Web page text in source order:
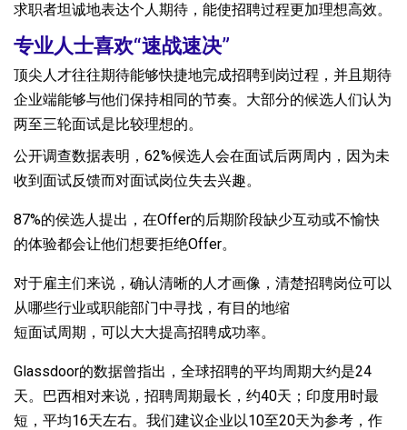
求职者坦诚地表达个人期待，能使招聘过程更加理想高效。
专业人士喜欢“速战速决”
顶尖人才往往期待能够快捷地完成招聘到岗过程，并且期待
企业端能够与他们保持相同的节奏。大部分的候选人们认为
两至三轮面试是比较理想的。
公开调查数据表明，62%候选人会在面试后两周内，因为未
收到面试反馈而对面试岗位失去兴趣。
87%的侯选人提出，在Offer的后期阶段缺少互动或不愉快
的体验都会让他们想要拒绝Offer。
对于雇主们来说，确认清晰的人才画像，清楚招聘岗位可以
从哪些行业或职能部门中寻找，有目的地缩
短面试周期，可以大大提高招聘成功率。
Glassdoor的数据曾指出，全球招聘的平均周期大约是24
天。巴西相对来说，招聘周期最长，约40天；印度用时最
短，平均16天左右。我们建议企业以10至20天为参考，作